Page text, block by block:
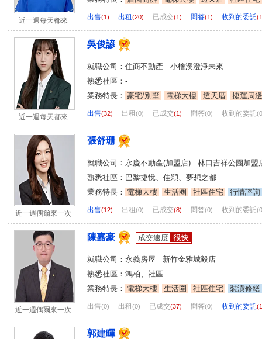
近一週每天都來 出售(1) 出租(20) 已成交(1) 問答(1) 收到的委託
近一週每天都來
吳俊諺
就職公司：住商不動產 小檜溪澄淨未來
熟悉社區：-
業務特長： 豪宅/別墅 電梯大樓 透天厝 捷運周邊
出售(32) 出租 (0) 已成交(1) 問答(0) 收到的委託
近一週偶爾來一次
張舒珊
就職公司：永慶不動產(加盟店) 林口吉祥公園加盟
熟悉社區：巴黎捷悅、佳穎、夢想之都
業務特長： 電梯大樓 生活圈 社區住宅 行情諮詢
出售(12) 出租 (0) 已成交(8) 問答(0) 收到的委託
近一週偶爾來一次
陳嘉豪 成交速度 很快
就職公司：永義房屋 新竹金雅城毅店
熟悉社區：鴻柏、社區
業務特長： 電梯大樓 生活圈 社區住宅 裝潢修繕
出售(0) 出租 (0) 已成交(37) 問答(0) 收到的委託
郭建暉